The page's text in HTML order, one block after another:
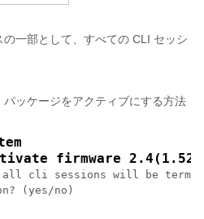
一部として、すべての CLI セッシ
ッケージをアクティブにする方法
firmware 2.4(1.52)
cli sessions will be
(yes/no)